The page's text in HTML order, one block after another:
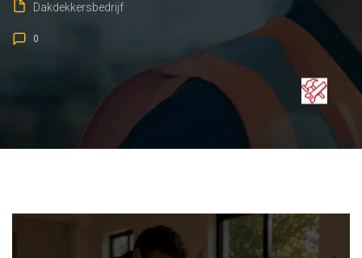
Dakdekkersbedrijf
0